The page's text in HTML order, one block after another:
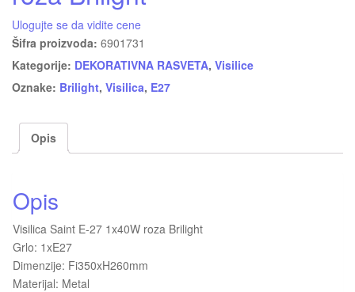
Ulogujte se da vidite cene
Šifra proizvoda: 6901731
Kategorije: DEKORATIVNA RASVETA, Visilice
Oznake: Brilight, Visilica, E27
Opis
Opis
Visilica Saint E-27 1x40W roza Brilight
Grlo: 1xE27
Dimenzije: Fi350xH260mm
Materijal: Metal